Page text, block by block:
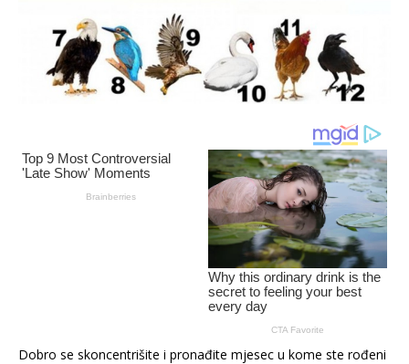
Dobro se skoncentrišite i pronađite mjesec u kome ste rođeni